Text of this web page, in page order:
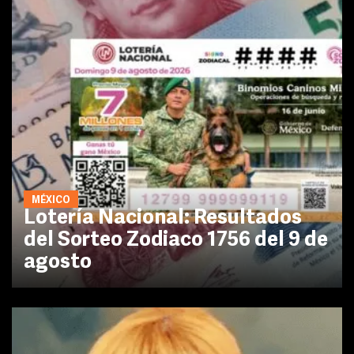
MÉXICO
Lotería Nacional: Resultados
del Sorteo Zodiaco 1756 del 9 de
agosto